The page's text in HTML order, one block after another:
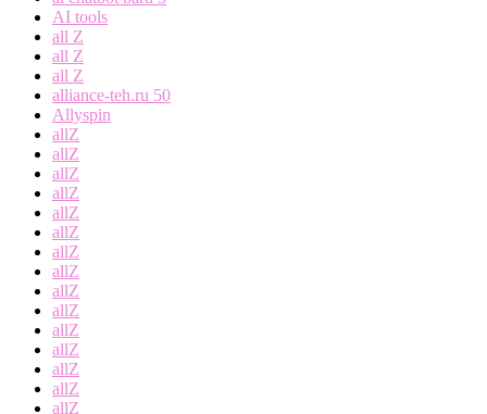
AI tools
all Z
all Z
all Z
alliance-teh.ru 50
Allyspin
allZ
allZ
allZ
allZ
allZ
allZ
allZ
allZ
allZ
allZ
allZ
allZ
allZ
allZ
allZ